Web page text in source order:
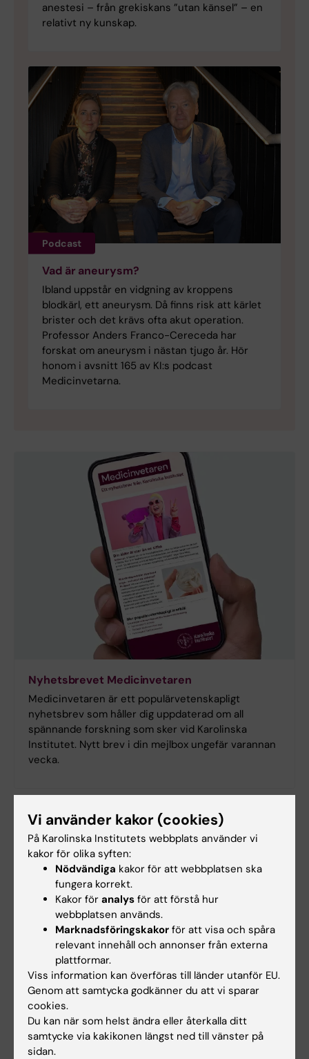
anestesi – från grekiskans ”utan känsel” – en
relativt ny kunskap.
Podcast
Vad är aneurysm?
Ibland uppstår en vidgning av kroppens
blodkärl, ett aneurysm. Då finns risk att kärlet
brister och det krävs ofta akut operation.
Professor Anders Franco-Cereceda har
forskat om aneurysm i nästan tjugo år. Hör
honom i avsnitt 165 av KI:s podcast
Medicinvetarna.
Nyhetsbrevet Medicinvetaren
Medicinvetaren är ett populärvetenskapligt
nyhetsbrev som håller dig uppdaterad om all
spännande forskning som sker vid Karolinska
Institutet. Nytt brev i din mejlbox ungefär varannan
vecka.
Lyssnarfrågan: Vad är
ätstörningen ARFID?
ARFID står för
Vi använder kakor (cookies)
På Karolinska Institutets webbplats använder vi
kakor för olika syften:
Nödvändiga kakor för att webbplatsen ska
fungera korrekt.
Kakor för analys för att förstå hur
webbplatsen används.
Marknadsföringskakor för att visa och spåra
relevant innehåll och annonser från externa
plattformar.
Viss information kan överföras till länder utanför EU.
Genom att samtycka godkänner du att vi sparar
cookies.
Du kan när som helst ändra eller återkalla ditt
samtycke via kakikonen längst ned till vänster på
sidan.